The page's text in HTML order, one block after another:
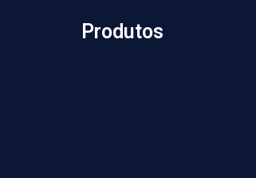
Produtos